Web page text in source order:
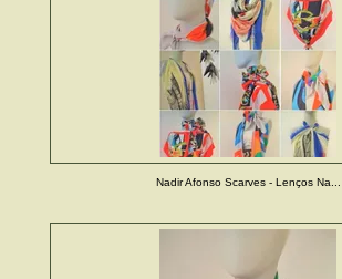
Nadir Afonso Scarves - Lenços Na...